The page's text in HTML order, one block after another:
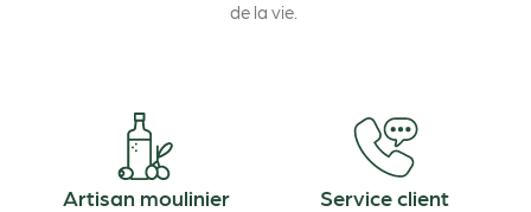
de la vie.
Artisan moulinier
Service client